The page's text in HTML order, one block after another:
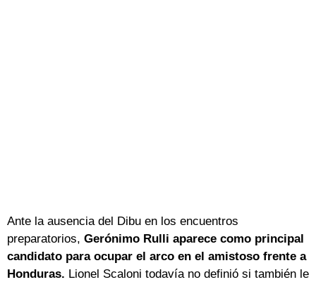
Ante la ausencia del Dibu en los encuentros
preparatorios, Gerónimo Rulli aparece como principal
candidato para ocupar el arco en el amistoso frente a
Honduras. Lionel Scaloni todavía no definió si también le